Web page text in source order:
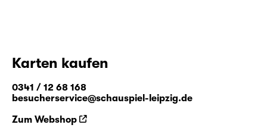
Karten kaufen
0341 / 12 68 168
besucherservice@schauspiel-leipzig.de
Zum Webshop